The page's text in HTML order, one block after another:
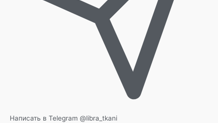
Написать в Telegram @libra_tkani